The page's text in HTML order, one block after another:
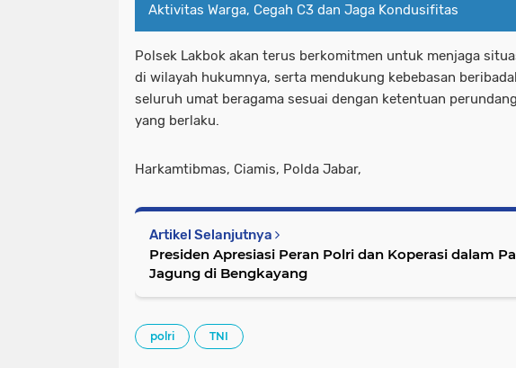
Aktivitas Warga, Cegah C3 dan Jaga Kondusifitas
Polsek Lakbok akan terus berkomitmen untuk menjaga
di wilayah hukumnya, serta mendukung kebebasan
seluruh umat beragama sesuai dengan ketentuan
yang berlaku.
Harkamtibmas, Ciamis, Polda Jabar,
Artikel Selanjutnya
Presiden Apresiasi Peran Polri dan Koperasi dalam
Jagung di Bengkayang
polri TNI